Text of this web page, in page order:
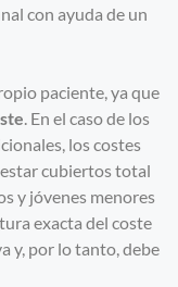
con ayuda de un
paciente, ya que
. En el caso de los
los costes
cubiertos total
y jóvenes menores
exacta del coste
y, por lo tanto, debe